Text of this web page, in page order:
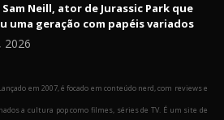
Sam Neill, ator de Jurassic Park que
uma geração com papéis variados
2026
em 2007, é focado em conteúdo nerd, com reviews e
a cultura pop como filmes, séries de TV. É um site de